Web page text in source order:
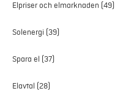
Elpriser och elmarknaden (49)
Solenergi (39)
Spara el (37)
Elavtal (28)